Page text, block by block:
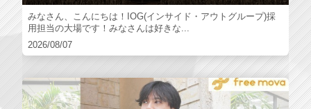
みなさん、こんにちは！IOG(インサイド・アウトグループ)採
用担当の大場です！みなさんは好きな...
2026/08/07